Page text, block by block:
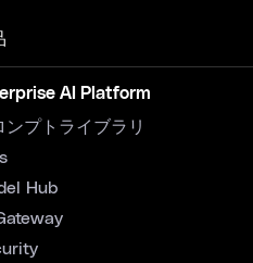
AI Platform
ンプトライブラリ
Hub